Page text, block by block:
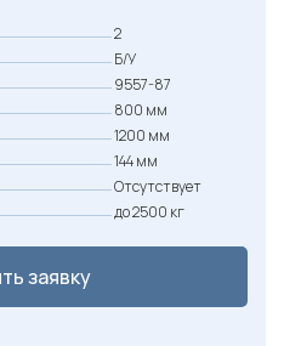
2
Б/У
9557-87
800 мм
1200 мм
144 мм
Отсутствует
до 2500 кг
заявку